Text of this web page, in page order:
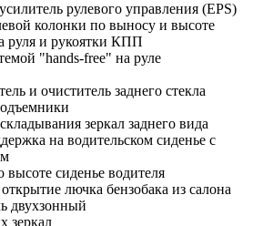
рулевого управления (EPS)
колонки по выносу и высоте
руля и рукоятки КПП
"hands-free" на руле
и очиститель заднего стекла
зеркал заднего вида
на водительском сиденье с
высоте сиденье водителя
лючка бензобака из салона
двухзонный
зеркал